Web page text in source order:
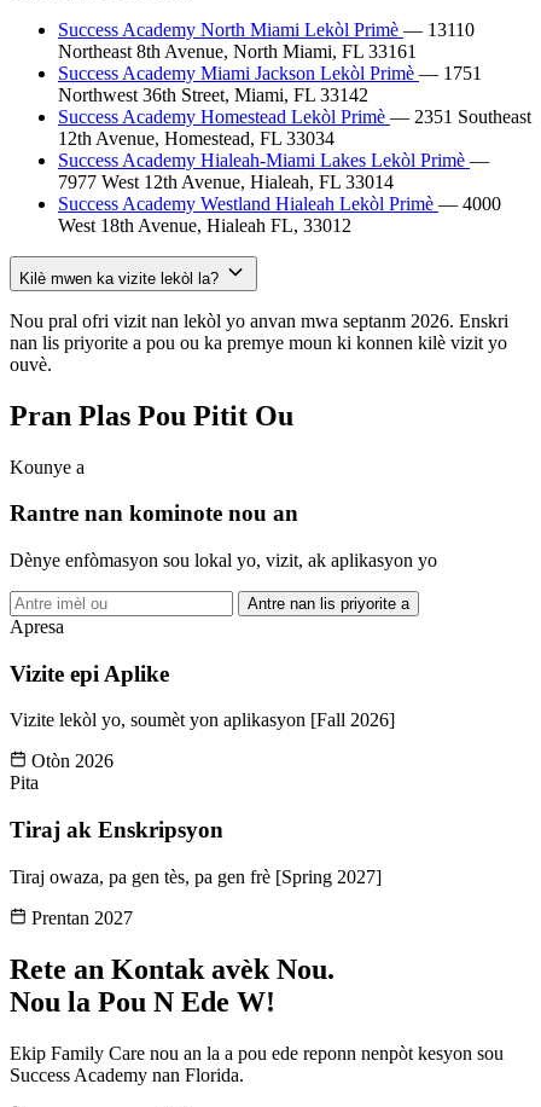
Success Academy North Miami Lekòl Primè — 13110
Northeast 8th Avenue, North Miami, FL 33161
Success Academy Miami Jackson Lekòl Primè — 1751
Northwest 36th Street, Miami, FL 33142
Success Academy Homestead Lekòl Primè — 2351 Southeast
12th Avenue, Homestead, FL 33034
Success Academy Hialeah-Miami Lakes Lekòl Primè —
7977 West 12th Avenue, Hialeah, FL 33014
Success Academy Westland Hialeah Lekòl Primè — 4000
West 18th Avenue, Hialeah FL, 33012
Kilè mwen ka vizite lekòl la?
Nou pral ofri vizit nan lekòl yo anvan mwa septanm 2026. Enskri
nan lis priyorite a pou ou ka premye moun ki konnen kilè vizit yo
ouvè.
Pran Plas Pou Pitit Ou
Kounye a
Rantre nan kominote nou an
Dènye enfòmasyon sou lokal yo, vizit, ak aplikasyon yo
Antre nan lis priyorite a
Apresa
Vizite epi Aplike
Vizite lekòl yo, soumèt yon aplikasyon [Fall 2026]
Otòn 2026
Pita
Tiraj ak Enskripsyon
Tiraj owaza, pa gen tès, pa gen frè [Spring 2027]
Prentan 2027
Rete an Kontak avèk Nou.
Nou la Pou N Ede W!
Ekip Family Care nou an la a pou ede reponn nenpòt kesyon sou
Success Academy nan Florida.